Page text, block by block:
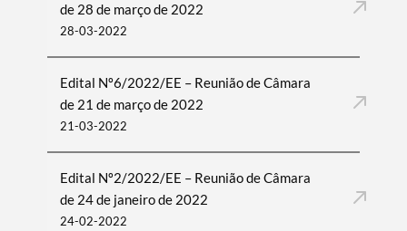
de 28 de março de 2022
28-03-2022
Edital Nº6/2022/EE – Reunião de Câmara
de 21 de março de 2022
21-03-2022
Edital Nº2/2022/EE – Reunião de Câmara
de 24 de janeiro de 2022
24-02-2022